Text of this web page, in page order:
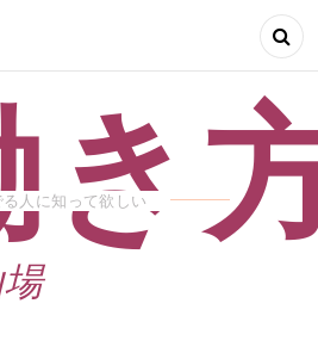
人に知って欲しい